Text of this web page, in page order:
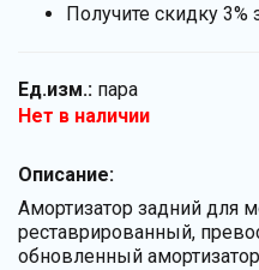
Получите скидку 3%
Ед.изм.: пара
Нет в наличии
Описание:
Амортизатор задний для
реставрированный,
обновленный